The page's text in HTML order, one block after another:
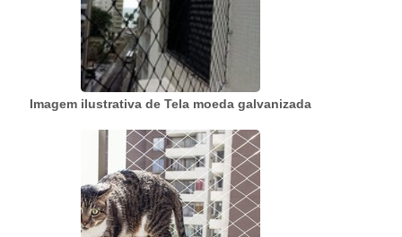
Imagem ilustrativa de Tela moeda galvanizada